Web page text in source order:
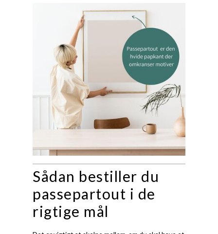
Sådan bestiller du
passepartout i de
rigtige mål